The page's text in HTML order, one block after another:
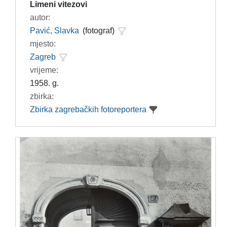
Limeni vitezovi
autor:
Pavić, Slavka (fotograf)
mjesto:
Zagreb
vrijeme:
1958. g.
zbirka:
Zbirka zagrebačkih fotoreportera